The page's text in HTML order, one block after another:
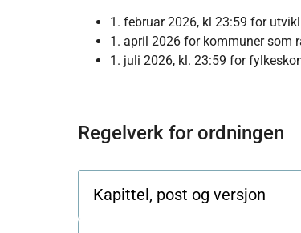
1. februar 2026, kl 23:59 for
1. april 2026 for kommuner som
1. juli 2026, kl. 23:59 for
Regelverk for ordningen
Kapittel, post og versjon